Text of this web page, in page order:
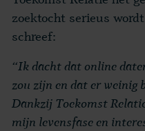
zoektocht serieus
schreef:
“Ik dacht dat online
zou zijn en dat er weinig
Dankzij Toekomst
mijn levensfase en